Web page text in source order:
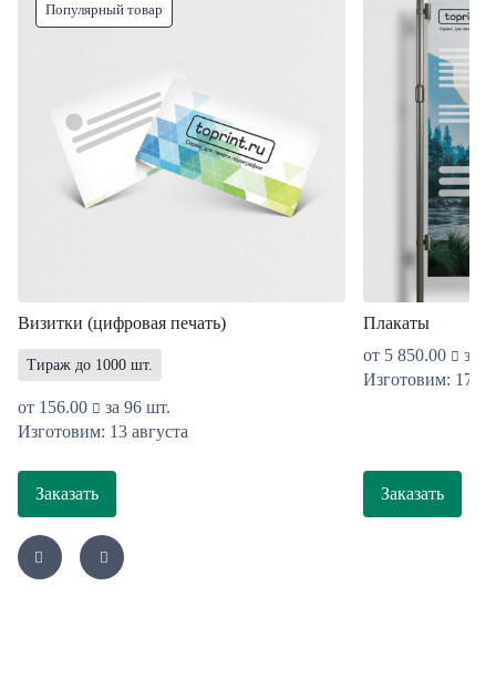
Популярный товар
Визитки (цифровая печать)
Тираж до 1000 шт.
от 156.00
за 96 шт.
Изготовим: 13 августа
Заказать
Плакаты
от 5 850.00
за
Изготовим: 17
Заказать